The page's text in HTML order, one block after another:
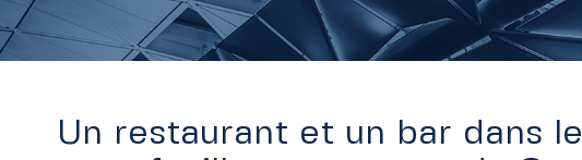
Un restaurant et un bar dans le